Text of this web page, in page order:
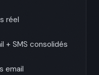
réel
+ SMS consolidés
email